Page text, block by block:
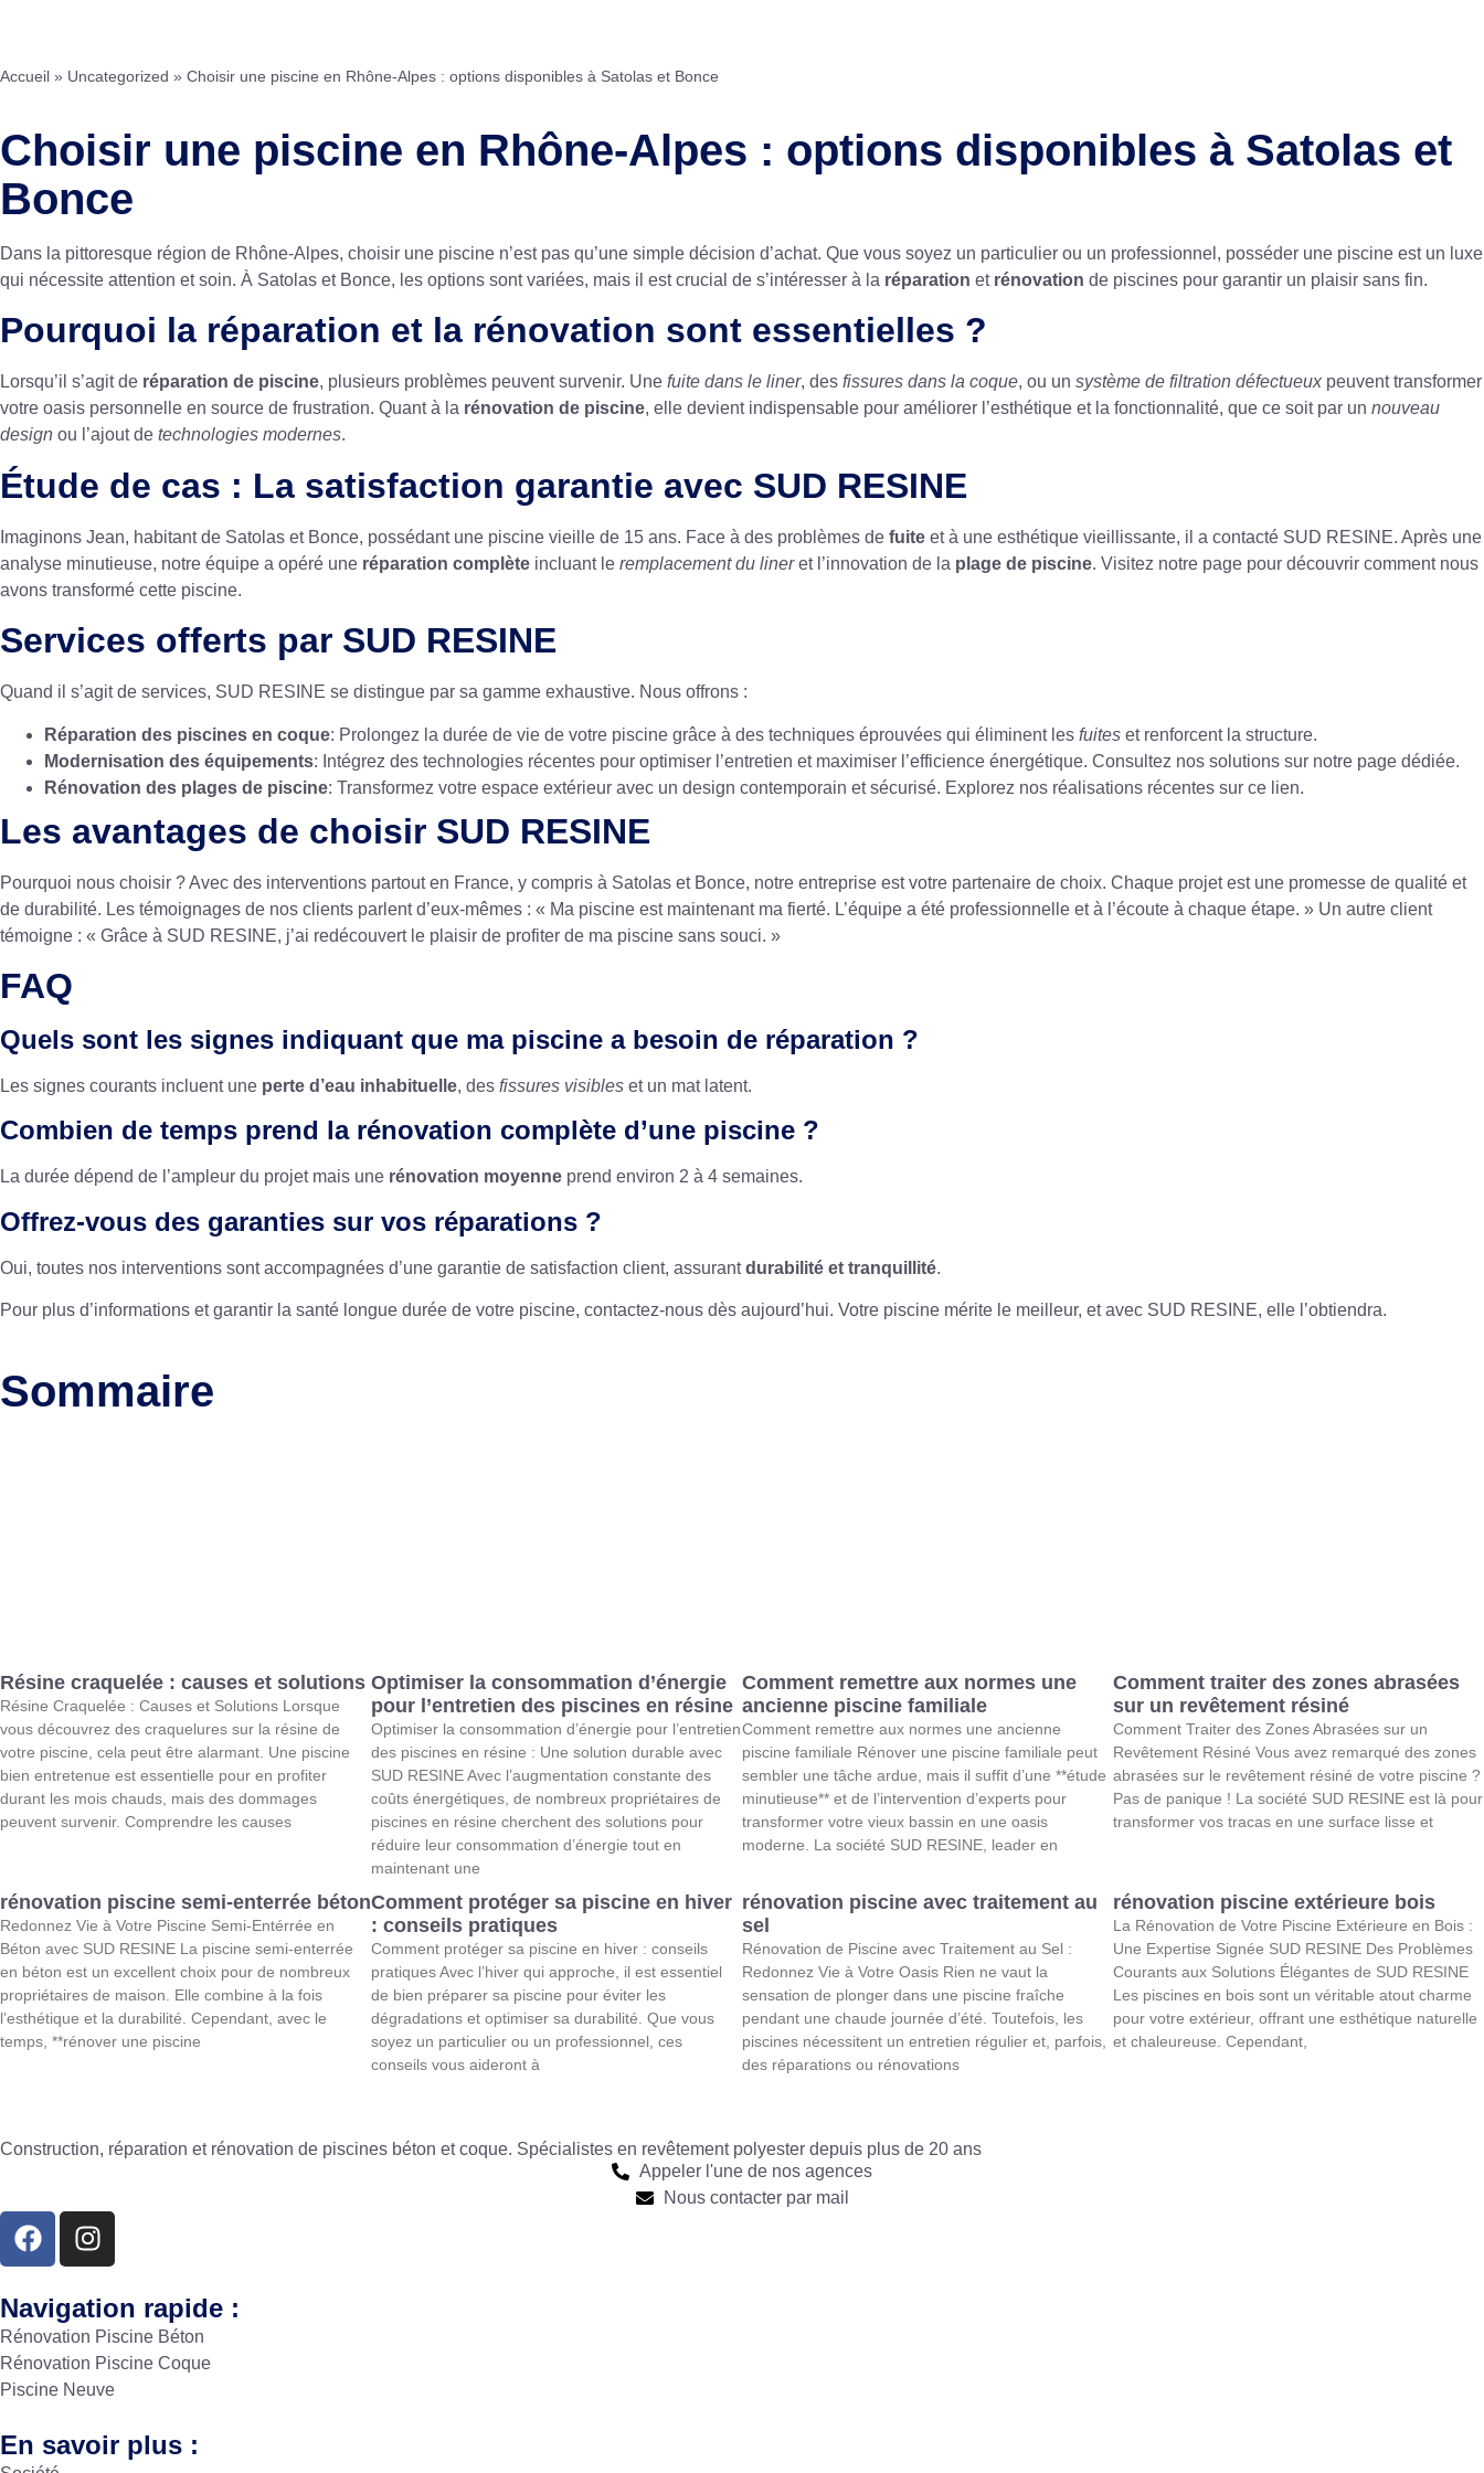
Accueil » Uncategorized » Choisir une piscine en Rhône-Alpes : options disponibles à Satolas et Bonce
Choisir une piscine en Rhône-Alpes : options disponibles à Satolas et
Bonce
Dans la pittoresque région de Rhône-Alpes, choisir une piscine n’est pas qu’une simple décision d’achat. Que vous soyez un particulier ou un professionnel, posséder une piscine est un luxe
qui nécessite attention et soin. À Satolas et Bonce, les options sont variées, mais il est crucial de s’intéresser à la réparation et rénovation de piscines pour garantir un plaisir sans fin.
Pourquoi la réparation et la rénovation sont essentielles ?
Lorsqu’il s’agit de réparation de piscine, plusieurs problèmes peuvent survenir. Une fuite dans le liner, des fissures dans la coque, ou un système de filtration défectueux peuvent transformer
votre oasis personnelle en source de frustration. Quant à la rénovation de piscine, elle devient indispensable pour améliorer l’esthétique et la fonctionnalité, que ce soit par un nouveau
design ou l’ajout de technologies modernes.
Étude de cas : La satisfaction garantie avec SUD RESINE
Imaginons Jean, habitant de Satolas et Bonce, possédant une piscine vieille de 15 ans. Face à des problèmes de fuite et à une esthétique vieillissante, il a contacté SUD RESINE. Après une
analyse minutieuse, notre équipe a opéré une réparation complète incluant le remplacement du lineret l’innovation de la plage de piscine. Visitez notre page pour découvrir comment nous
avons transformé cette piscine.
Services offerts par SUD RESINE
Quand il s’agit de services, SUD RESINE se distingue par sa gamme exhaustive. Nous offrons :
Réparation des piscines en coque: Prolongez la durée de vie de votre piscine grâce à des techniques éprouvées qui éliminent les fuites et renforcent la structure.
Modernisation des équipements: Intégrez des technologies récentes pour optimiser l’entretien et maximiser l’efficience énergétique. Consultez nos solutions sur notre page dédiée.
Rénovation des plages de piscine: Transformez votre espace extérieur avec un design contemporain et sécurisé. Explorez nos réalisations récentes sur ce lien.
Les avantages de choisir SUD RESINE
Pourquoi nous choisir ? Avec des interventions partout en France, y compris à Satolas et Bonce, notre entreprise est votre partenaire de choix. Chaque projet est une promesse de qualité et
de durabilité. Les témoignages de nos clients parlent d’eux-mêmes : « Ma piscine est maintenant ma fierté. L’équipe a été professionnelle et à l’écoute à chaque étape. » Un autre client
témoigne : « Grâce à SUD RESINE, j’ai redécouvert le plaisir de profiter de ma piscine sans souci. »
FAQ
Quels sont les signes indiquant que ma piscine a besoin de réparation ?
Les signes courants incluent une perte d’eau inhabituelle, des fissures visibles et un mat latent.
Combien de temps prend la rénovation complète d’une piscine ?
La durée dépend de l’ampleur du projet mais une rénovation moyenne prend environ 2 à 4 semaines.
Offrez-vous des garanties sur vos réparations ?
Oui, toutes nos interventions sont accompagnées d’une garantie de satisfaction client, assurantdurabilité et tranquillité.
Pour plus d’informations et garantir la santé longue durée de votre piscine, contactez-nous dès aujourd’hui. Votre piscine mérite le meilleur, et avec SUD RESINE, elle l’obtiendra.
Sommaire
Résine craquelée : causes et solutions
Résine Craquelée : Causes et Solutions Lorsque
vous découvrez des craquelures sur la résine de
votre piscine, cela peut être alarmant. Une piscine
bien entretenue est essentielle pour en profiter
durant les mois chauds, mais des dommages
peuvent survenir. Comprendre les causes
Optimiser la consommation d’énergie
pour l’entretien des piscines en résine
Optimiser la consommation d’énergie pour l’entretien
des piscines en résine : Une solution durable avec
SUD RESINE Avec l’augmentation constante des
coûts énergétiques, de nombreux propriétaires de
piscines en résine cherchent des solutions pour
réduire leur consommation d’énergie tout en
maintenant une
Comment remettre aux normes une
ancienne piscine familiale
Comment remettre aux normes une ancienne
piscine familiale Rénover une piscine familiale peut
sembler une tâche ardue, mais il suffit d’une **étude
minutieuse** et de l’intervention d’experts pour
transformer votre vieux bassin en une oasis
moderne. La société SUD RESINE, leader en
Comment traiter des zones abrasées
sur un revêtement résiné
Comment Traiter des Zones Abrasées sur un
Revêtement Résiné Vous avez remarqué des zones
abrasées sur le revêtement résiné de votre piscine ?
Pas de panique ! La société SUD RESINE est là pour
transformer vos tracas en une surface lisse et
rénovation piscine semi-enterrée béton
Redonnez Vie à Votre Piscine Semi-Entérrée en
Béton avec SUD RESINE La piscine semi-enterrée
en béton est un excellent choix pour de nombreux
propriétaires de maison. Elle combine à la fois
l’esthétique et la durabilité. Cependant, avec le
temps, **rénover une piscine
Comment protéger sa piscine en hiver
: conseils pratiques
Comment protéger sa piscine en hiver : conseils
pratiques Avec l’hiver qui approche, il est essentiel
de bien préparer sa piscine pour éviter les
dégradations et optimiser sa durabilité. Que vous
soyez un particulier ou un professionnel, ces
conseils vous aideront à
rénovation piscine avec traitement au
sel
Rénovation de Piscine avec Traitement au Sel :
Redonnez Vie à Votre Oasis Rien ne vaut la
sensation de plonger dans une piscine fraîche
pendant une chaude journée d’été. Toutefois, les
piscines nécessitent un entretien régulier et, parfois,
des réparations ou rénovations
rénovation piscine extérieure bois
La Rénovation de Votre Piscine Extérieure en Bois :
Une Expertise Signée SUD RESINE Des Problèmes
Courants aux Solutions Élégantes de SUD RESINE
Les piscines en bois sont un véritable atout charme
pour votre extérieur, offrant une esthétique naturelle
et chaleureuse. Cependant,
Construction, réparation et rénovation de piscines béton et coque. Spécialistes en revêtement polyester depuis plus de 20 ans
Appeler l'une de nos agences
Nous contacter par mail
Navigation rapide :
Rénovation Piscine Béton
Rénovation Piscine Coque
Piscine Neuve
En savoir plus :